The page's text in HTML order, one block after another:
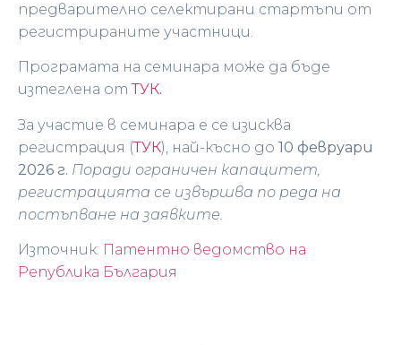
предварително селектирани стартъпи от
регистрираните участници.
Програмата на семинара може да бъде
изтеглена от ТУК.
За участие в семинара е се изисква
регистрация (ТУК), най-късно до 10 февруари
2026 г. Поради ограничен капацитет,
регистрацията се извършва по реда на
постъпване на заявките.
Източник: Патентно ведомство на
Република България